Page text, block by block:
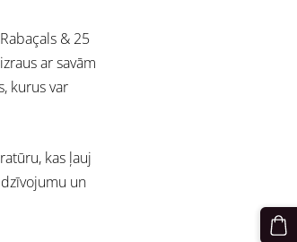
& 25
ar savām
kurus var
kas ļauj
un